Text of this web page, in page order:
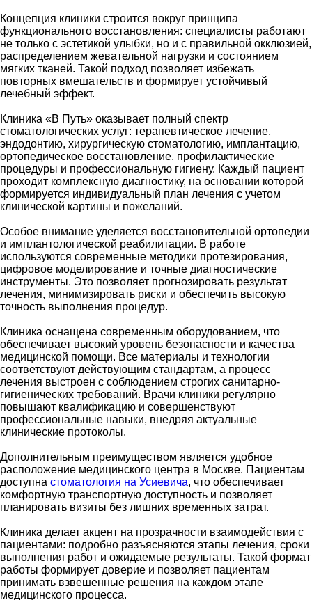
Концепция клиники строится вокруг принципа
функционального восстановления: специалисты работают
не только с эстетикой улыбки, но и с правильной окклюзией,
распределением жевательной нагрузки и состоянием
мягких тканей. Такой подход позволяет избежать
повторных вмешательств и формирует устойчивый
лечебный эффект.
Клиника «В Путь» оказывает полный спектр
стоматологических услуг: терапевтическое лечение,
эндодонтию, хирургическую стоматологию, имплантацию,
ортопедическое восстановление, профилактические
процедуры и профессиональную гигиену. Каждый пациент
проходит комплексную диагностику, на основании которой
формируется индивидуальный план лечения с учетом
клинической картины и пожеланий.
Особое внимание уделяется восстановительной ортопедии
и имплантологической реабилитации. В работе
используются современные методики протезирования,
цифровое моделирование и точные диагностические
инструменты. Это позволяет прогнозировать результат
лечения, минимизировать риски и обеспечить высокую
точность выполнения процедур.
Клиника оснащена современным оборудованием, что
обеспечивает высокий уровень безопасности и качества
медицинской помощи. Все материалы и технологии
соответствуют действующим стандартам, а процесс
лечения выстроен с соблюдением строгих санитарно-
гигиенических требований. Врачи клиники регулярно
повышают квалификацию и совершенствуют
профессиональные навыки, внедряя актуальные
клинические протоколы.
Дополнительным преимуществом является удобное
расположение медицинского центра в Москве. Пациентам
доступна стоматология на Усиевича, что обеспечивает
комфортную транспортную доступность и позволяет
планировать визиты без лишних временных затрат.
Клиника делает акцент на прозрачности взаимодействия с
пациентами: подробно разъясняются этапы лечения, сроки
выполнения работ и ожидаемые результаты. Такой формат
работы формирует доверие и позволяет пациентам
принимать взвешенные решения на каждом этапе
медицинского процесса.